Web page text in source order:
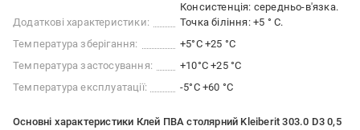
Додаткові характеристики:
Консистенція: середньо-в'язка.
Точка біління: +5 ° C.
Температура зберігання:
+5°C +25 °C
Температура застосування:
+10°C +25 °С
Температура експлуатації:
-5°C +60 °C
Основні характеристики Клей ПВА столярний Kleiberit 303.0 D3 0,5